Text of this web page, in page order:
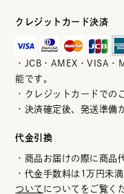
クレジットカード決済
・JCB・AMEX・VISA・
能です。
・クレジットカードでの
・決済確定後、発送準備
代金引換
・商品お届けの際に商品
・代金手数料は1万円未
ついて についてをご覧く